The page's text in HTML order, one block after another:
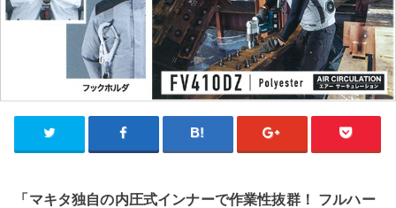
「マキタ独自の内圧式インナーで作業性抜群！ フルハー